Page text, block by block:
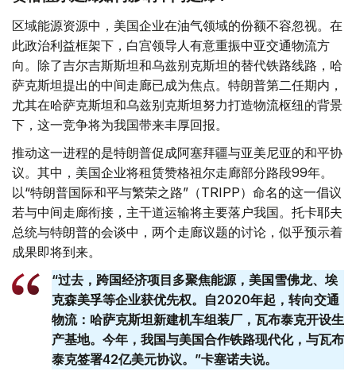
区域能源资源中，美国企业在油气领域的份额不容忽视。在
此政治利益框架下，白宫领导人有意重振中亚交通物流方
向。除了吉尔吉斯斯坦和乌兹别克斯坦的替代铁路线路，哈
萨克斯坦提出的中间走廊已成为焦点。特朗普第二任期内，
尤其在哈萨克斯坦和乌兹别克斯坦努力打造物流枢纽的背景
下，这一竞争将为我国带来丰厚回报。
推动这一进程的是特朗普促成阿塞拜疆与亚美尼亚的和平协
议。其中，美国企业将租赁赞格祖尔走廊部分路段99年。
以“特朗普国际和平与繁荣之路”（TRIPP）命名的这一倡议
若与中间走廊衔接，主干道运输将主要落户我国。托卡耶夫
总统与特朗普的会谈中，两个走廊议题的讨论，似乎预示着
成果即将到来。
“过去，跨国经济项目多聚焦能源，美国雪佛龙、埃
克森美孚等企业获优先权。自2020年起，转向交通
物流：哈萨克斯坦新建机车组装厂，瓦布泰克开设生
产基地。今年，我国与美国合作铁路现代化，与瓦布
泰克签署42亿美元协议。”卡塞诺夫说。